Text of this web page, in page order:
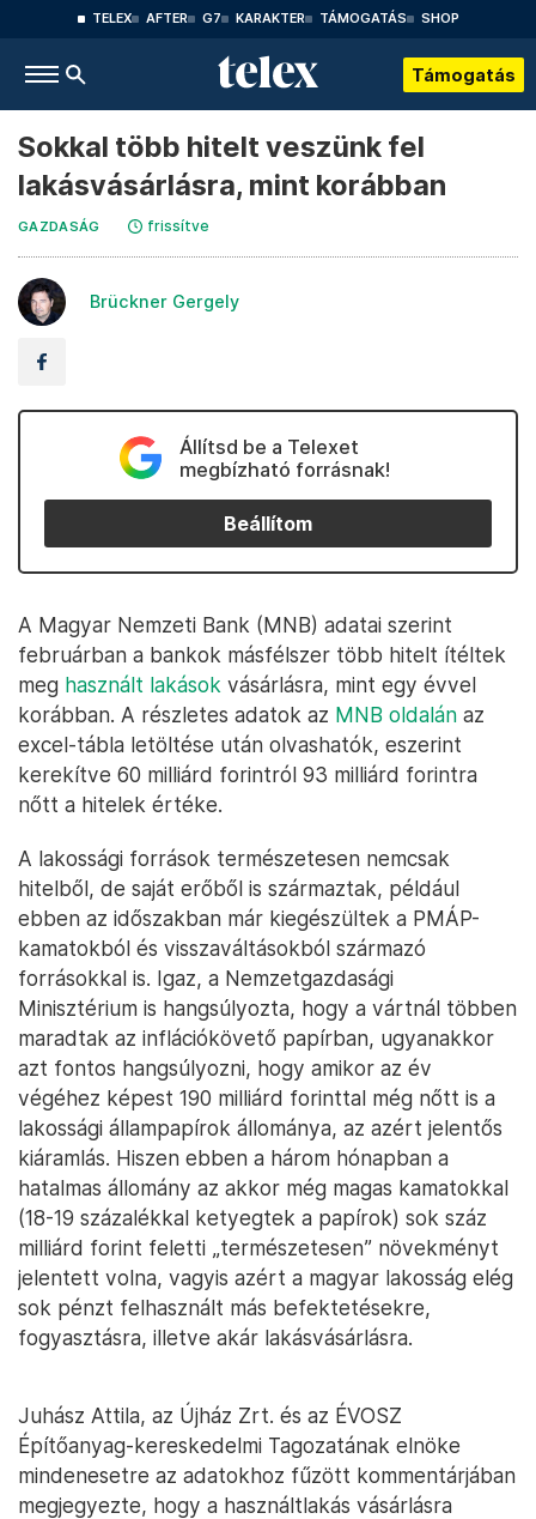
TELEX AFTER G7 KARAKTER TÁMOGATÁS SHOP
Támogatás
Sokkal több hitelt veszünk fel
lakásvásárlásra, mint korábban
GAZDASÁG frissítve
Brückner Gergely
Állítsd be a Telexet
megbízható forrásnak!
Beállítom
A Magyar Nemzeti Bank (MNB) adatai szerint
februárban a bankok másfélszer több hitelt ítéltek
meg használt lakások vásárlásra, mint egy évvel
korábban. A részletes adatok az MNB oldalán az
excel-tábla letöltése után olvashatók, eszerint
kerekítve 60 milliárd forintról 93 milliárd forintra
nőtt a hitelek értéke.
A lakossági források természetesen nemcsak
hitelből, de saját erőből is származtak, például
ebben az időszakban már kiegészültek a PMÁP-
kamatokból és visszaváltásokból származó
forrásokkal is. Igaz, a Nemzetgazdasági
Minisztérium is hangsúlyozta, hogy a vártnál többen
maradtak az inflációkövető papírban, ugyanakkor
azt fontos hangsúlyozni, hogy amikor az év
végéhez képest 190 milliárd forinttal még nőtt is a
lakossági állampapírok állománya, az azért jelentős
kiáramlás. Hiszen ebben a három hónapban a
hatalmas állomány az akkor még magas kamatokkal
(18-19 százalékkal ketyegtek a papírok) sok száz
milliárd forint feletti „természetesen” növekményt
jelentett volna, vagyis azért a magyar lakosság elég
sok pénzt felhasznált más befektetésekre,
fogyasztásra, illetve akár lakásvásárlásra.
Juhász Attila, az Újház Zrt. és az ÉVOSZ
Építőanyag-kereskedelmi Tagozatának elnöke
mindenesetre az adatokhoz fűzött kommentárjában
megjegyezte, hogy a használtlakás vásárlásra